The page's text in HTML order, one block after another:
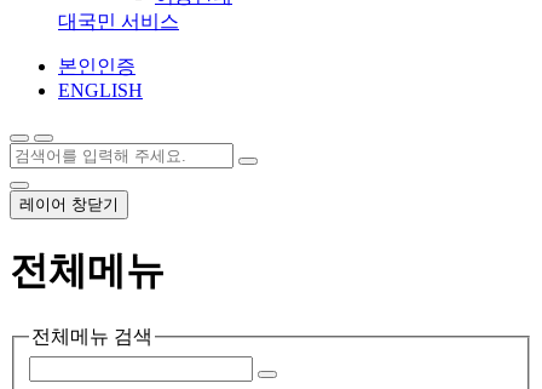
대국민 서비스
본인인증
ENGLISH
레이어 창닫기
전체메뉴
전체메뉴 검색